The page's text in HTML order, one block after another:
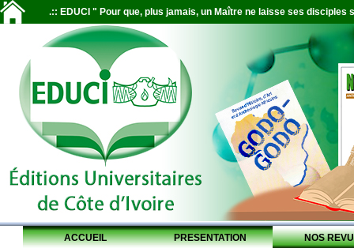
.:: EDUCI " Pour que, plus jamais, un Maître ne laisse ses disciples
ACCUEIL PRESENTATION NOS